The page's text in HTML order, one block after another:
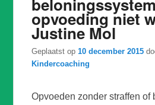
opvoeding niet
Justine Mol
Geplaatst op10 december 2015
Kindercoaching
Opvoeden zonder straffen